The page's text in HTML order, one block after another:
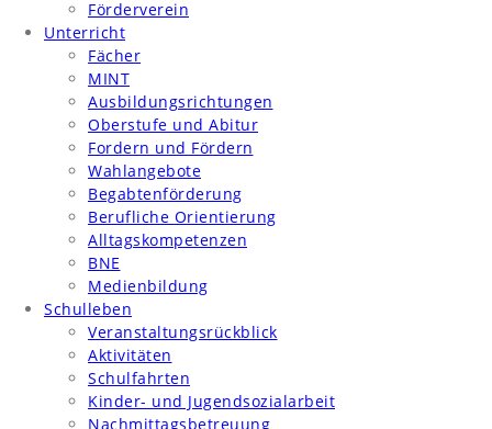
Förderverein
Unterricht
Fächer
MINT
Ausbildungsrichtungen
Oberstufe und Abitur
Fordern und Fördern
Wahlangebote
Begabtenförderung
Berufliche Orientierung
Alltagskompetenzen
BNE
Medienbildung
Schulleben
Veranstaltungsrückblick
Aktivitäten
Schulfahrten
Kinder- und Jugendsozialarbeit
Nachmittagsbetreuung